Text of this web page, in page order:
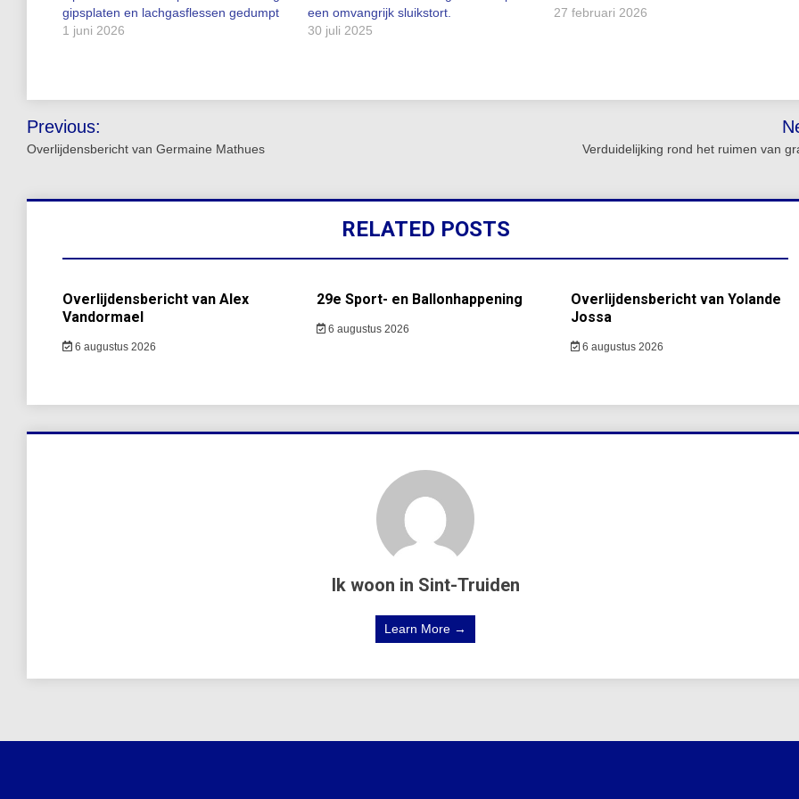
gipsplaten en lachgasflessen gedumpt
1 juni 2026
een omvangrijk sluikstort.
30 juli 2025
27 februari 2026
Bericht
navigatie
Previous:
Overlijdensbericht van Germaine Mathues Verduidelijking rond het ruimen van
RELATED POSTS
Overlijdensbericht van Alex
Vandormael
6 augustus 2026
29e Sport- en Ballonhappening
6 augustus 2026
Overlijdensbericht van Yolande
Jossa
6 augustus 2026
Ik woon in Sint-Truiden
Learn More →